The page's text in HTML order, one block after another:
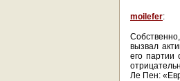
moilefer:
вызвал
его партии
Ле Пен: